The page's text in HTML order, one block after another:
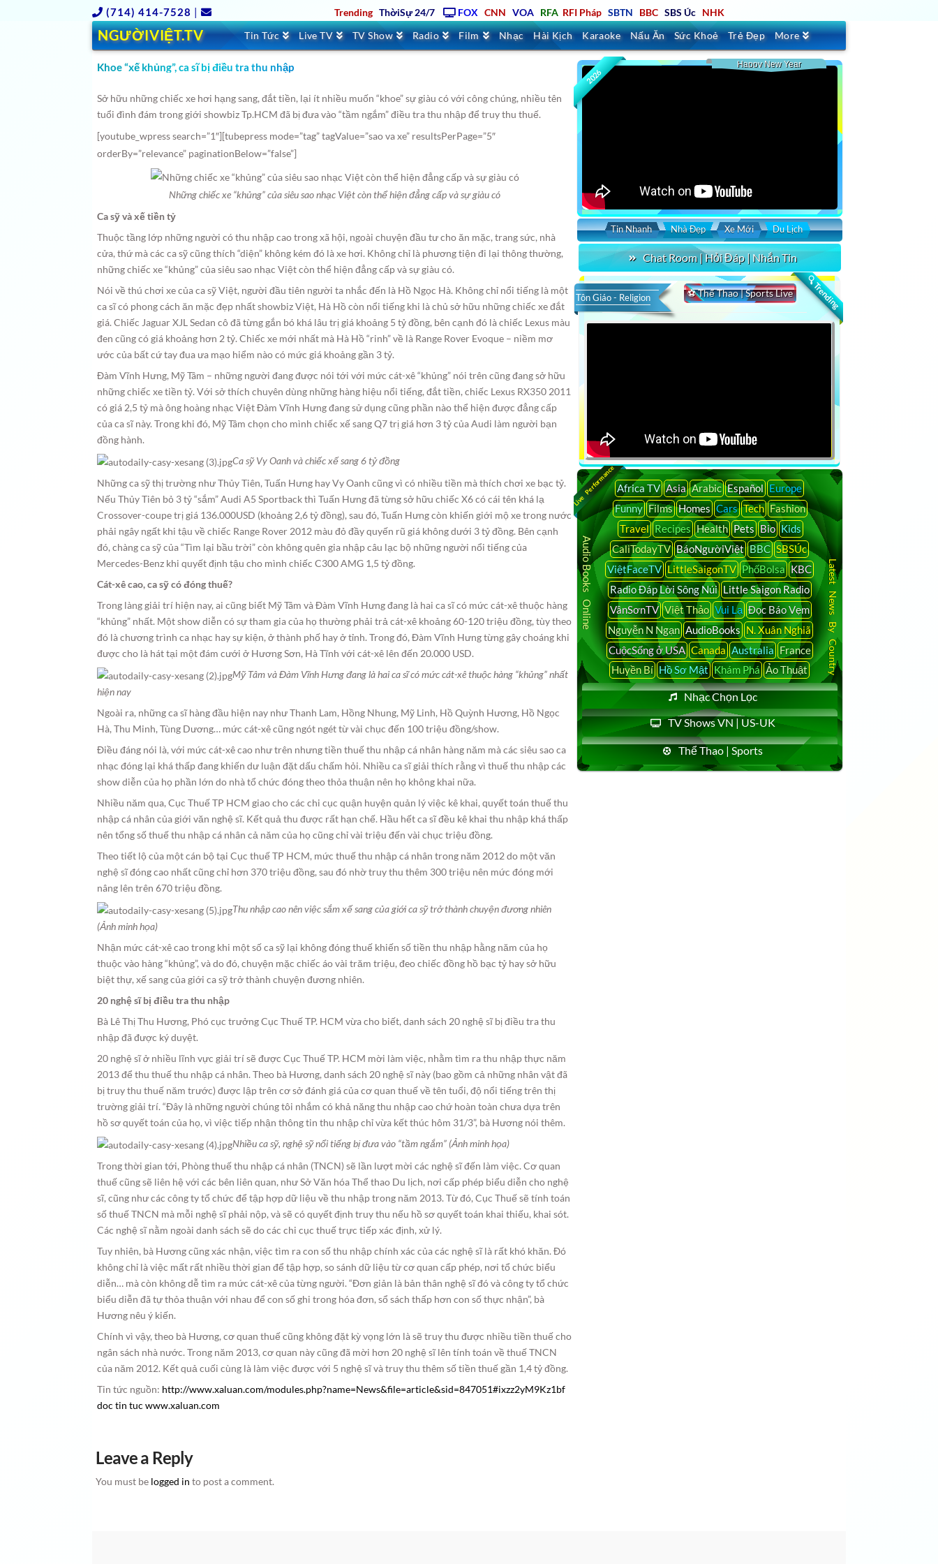
(714) 414-7528 | Trending ThờiSự 24/7 FOX CNN VOA RFA RFI Pháp SBTN BBC SBS Úc NHK
NGƯỜIVIỆT.TV Tin Tức Live TV TV Show Radio Film Nhạc Hài Kịch Karaoke Nấu Ăn Sức Khoẻ Trẻ Đẹp More
Khoe “xế khủng”, ca sĩ bị điều tra thu nhập
Sở hữu những chiếc xe hơi hạng sang, đắt tiền, lại ít nhiều muốn “khoe” sự giàu có với công chúng, nhiều tên
tuổi đình đám trong giới showbiz Tp.HCM đã bị đưa vào “tầm ngắm” điều tra thu nhập để truy thu thuế.
[youtube_wpress search=”1″][tubepress mode=”tag” tagValue=”sao va xe” resultsPerPage=”5″
orderBy=”relevance” paginationBelow=”false”]
Những chiếc xe “khủng” của siêu sao nhạc Việt còn thể hiện đẳng cấp và sự giàu có
Ca sỹ và xế tiền tỷ
Thuộc tầng lớp những người có thu nhập cao trong xã hội, ngoài chuyện đầu tư cho ăn mặc, trang sức, nhà
cửa, thứ mà các ca sỹ cũng thích “diện” không kém đó là xe hơi. Không chỉ là phương tiện đi lại thông thường,
những chiếc xe “khủng” của siêu sao nhạc Việt còn thể hiện đẳng cấp và sự giàu có.
Nói về thú chơi xe của ca sỹ Việt, người đầu tiên người ta nhắc đến là Hồ Ngọc Hà. Không chỉ nổi tiếng là một
ca sĩ có phong cách ăn mặc đẹp nhất showbiz Việt, Hà Hồ còn nổi tiếng khi là chủ sở hữu những chiếc xe đắt
giá. Chiếc Jaguar XJL Sedan cô đã từng gắn bó khá lâu trị giá khoảng 5 tỷ đồng, bên cạnh đó là chiếc Lexus màu
đen cũng có giá khoảng hơn 2 tỷ. Chiếc xe mới nhất mà Hà Hồ “rinh” về là Range Rover Evoque – niềm mơ
ước của bất cứ tay đua ưa mạo hiểm nào có mức giá khoảng gần 3 tỷ.
Đàm Vĩnh Hưng, Mỹ Tâm – những người đang được nói tới với mức cát-xê “khủng” nói trên cũng đang sở hữu
những chiếc xe tiền tỷ. Với sở thích chuyên dùng những hàng hiệu nổi tiếng, đắt tiền, chiếc Lexus RX350 2011
có giá 2,5 tỷ mà ông hoàng nhạc Việt Đàm Vĩnh Hưng đang sử dụng cũng phần nào thể hiện được đẳng cấp
của ca sĩ này. Trong khi đó, Mỹ Tâm chọn cho mình chiếc xế sang Q7 trị giá hơn 3 tỷ của Audi làm người bạn
đồng hành.
Ca sỹ Vy Oanh và chiếc xế sang 6 tỷ đồng
Những ca sỹ thị trường như Thủy Tiên, Tuấn Hưng hay Vy Oanh cũng vì có nhiều tiền mà thích chơi xe bạc tỷ.
Nếu Thủy Tiên bỏ 3 tỷ “sắm” Audi A5 Sportback thì Tuấn Hưng đã từng sở hữu chiếc X6 có cái tên khá lạ
Crossover-coupe trị giá 136.000USD (khoảng 2,6 tỷ đồng), sau đó, Tuấn Hưng còn khiến giới mộ xe trong nước
phải ngây ngất khi tậu về chiếc Range Rover 2012 màu đỏ đầy quyến rũ giá không dưới 3 tỷ đồng. Bên cạnh
đó, chàng ca sỹ của “Tìm lại bầu trời” còn không quên gia nhập câu lạc bộ những người nổi tiếng của
Mercedes-Benz khi quyết định tậu cho mình chiếc C300 AMG 1,5 tỷ đồng.
Cát-xê cao, ca sỹ có đóng thuế?
Trong làng giải trí hiện nay, ai cũng biết Mỹ Tâm và Đàm Vĩnh Hưng đang là hai ca sĩ có mức cát-xê thuộc hàng
“khủng” nhất. Một show diễn có sự tham gia của họ thường phải trả cát-xê khoảng 60-120 triệu đồng, tùy theo
đó là chương trình ca nhạc hay sự kiện, ở thành phố hay ở tỉnh. Trong đó, Đàm Vĩnh Hưng từng gây choáng khi
được cho là hát tại một đám cưới ở Hương Sơn, Hà Tĩnh với cát-xê lên đến 20.000 USD.
Mỹ Tâm và Đàm Vĩnh Hưng đang là hai ca sĩ có mức cát-xê thuộc hàng “khủng” nhất
hiện nay
Ngoài ra, những ca sĩ hàng đầu hiện nay như Thanh Lam, Hồng Nhung, Mỹ Linh, Hồ Quỳnh Hương, Hồ Ngọc
Hà, Thu Minh, Tùng Dương… mức cát-xê cũng ngót ngét từ vài chục đến 100 triệu đồng/show.
Điều đáng nói là, với mức cát-xê cao như trên nhưng tiền thuế thu nhập cá nhân hàng năm mà các siêu sao ca
nhạc đóng lại khá thấp đang khiến dư luận đặt dấu chấm hỏi. Nhiều ca sĩ giải thích rằng vì thuế thu nhập các
show diễn của họ phần lớn do nhà tổ chức đóng theo thỏa thuận nên họ không khai nữa.
Nhiều năm qua, Cục Thuế TP HCM giao cho các chi cục quận huyện quản lý việc kê khai, quyết toán thuế thu
nhập cá nhân của giới văn nghệ sĩ. Kết quả thu được rất hạn chế. Hầu hết ca sĩ đều kê khai thu nhập khá thấp
nên tổng số thuế thu nhập cá nhân cả năm của họ cũng chỉ vài triệu đến vài chục triệu đồng.
Theo tiết lộ của một cán bộ tại Cục thuế TP HCM, mức thuế thu nhập cá nhân trong năm 2012 do một văn
nghệ sĩ đóng cao nhất cũng chỉ hơn 370 triệu đồng, sau đó nhờ truy thu thêm 300 triệu nên mức đóng mới
nâng lên trên 670 triệu đồng.
Thu nhập cao nên việc sắm xế sang của giới ca sỹ trở thành chuyện đương nhiên
(Ảnh minh họa)
Nhận mức cát-xê cao trong khi một số ca sỹ lại không đóng thuế khiến số tiền thu nhập hằng năm của họ
thuộc vào hàng “khủng”, và do đó, chuyện mặc chiếc áo vài trăm triệu, đeo chiếc đồng hồ bạc tỷ hay sở hữu
biệt thự, xế sang của giới ca sỹ trở thành chuyện đương nhiên.
20 nghệ sĩ bị điều tra thu nhập
Bà Lê Thị Thu Hương, Phó cục trưởng Cục Thuế TP. HCM vừa cho biết, danh sách 20 nghệ sĩ bị điều tra thu
nhập đã được ký duyệt.
20 nghệ sĩ ở nhiều lĩnh vực giải trí sẽ được Cục Thuế TP. HCM mời làm việc, nhằm tìm ra thu nhập thực năm
2013 để thu thuế thu nhập cá nhân. Theo bà Hương, danh sách 20 nghệ sĩ này (bao gồm cả những nhân vật đã
bị truy thu thuế năm trước) được lập trên cơ sở đánh giá của cơ quan thuế về tên tuổi, độ nổi tiếng trên thị
trường giải trí. “Đây là những người chúng tôi nhắm có khả năng thu nhập cao chứ hoàn toàn chưa dựa trên
hồ sơ quyết toán của họ, vì việc tiếp nhận thông tin thu nhập chỉ vừa kết thúc hôm 31/3”, bà Hương nói thêm.
Nhiều ca sỹ, nghệ sỹ nổi tiếng bị đưa vào “tầm ngắm” (Ảnh minh họa)
Trong thời gian tới, Phòng thuế thu nhập cá nhân (TNCN) sẽ lần lượt mời các nghệ sĩ đến làm việc. Cơ quan
thuế cũng sẽ liên hệ với các bên liên quan, như Sở Văn hóa Thể thao Du lịch, nơi cấp phép biểu diễn cho nghệ
sĩ, cũng như các công ty tổ chức để tập hợp dữ liệu về thu nhập trong năm 2013. Từ đó, Cục Thuế sẽ tính toán
số thuế TNCN mà mỗi nghệ sĩ phải nộp, và sẽ có quyết định truy thu nếu hồ sơ quyết toán khai thiếu, khai sót.
Các nghệ sĩ nằm ngoài danh sách sẽ do các chi cục thuế trực tiếp xác định, xử lý.
Tuy nhiên, bà Hương cũng xác nhận, việc tìm ra con số thu nhập chính xác của các nghệ sĩ là rất khó khăn. Đó
không chỉ là việc mất rất nhiều thời gian để tập hợp, so sánh dữ liệu từ cơ quan cấp phép, nơi tổ chức biểu
diễn… mà còn không dễ tìm ra mức cát-xê của từng người. “Đơn giản là bản thân nghệ sĩ đó và công ty tổ chức
biểu diễn đã tự thỏa thuận với nhau để con số ghi trong hóa đơn, sổ sách thấp hơn con số thực nhận”, bà
Hương nêu ý kiến.
Chính vì vậy, theo bà Hương, cơ quan thuế cũng không đặt kỳ vọng lớn là sẽ truy thu được nhiều tiền thuế cho
ngân sách nhà nước. Trong năm 2013, cơ quan này cũng đã mời hơn 20 nghệ sĩ lên tính toán về thuế TNCN
của năm 2012. Kết quả cuối cùng là làm việc được với 5 nghệ sĩ và truy thu thêm số tiền thuế gần 1,4 tỷ đồng.
Tin tức nguồn: http://www.xaluan.com/modules.php?name=News&file=article&sid=847051#ixzz2yM9Kz1bf
doc tin tuc www.xaluan.com
Leave a Reply
You must be logged in to post a comment.
2026
Happy New Year
Tin Nhanh Nhà Đẹp Xe Mới Du Lịch
Chat Room | Hỏi Đáp | Nhắn Tin
🔍 Trending
⚽ Thể Thao | Sports Live
Tôn Giáo - Religion
Live PerformanceAfrica TV Asia Arabic Español Europe
Funny Films Homes Cars Tech Fashion
Travel Recipes Health Pets Bio Kids
CaliTodayTV BáoNgườiViệt BBC SBSÚc
ViệtFaceTV LittleSaigonTV PhốBolsa KBC
Radio Đáp Lời Sông Núi Little Saigon Radio
VânSơnTV Việt Thảo Vui Lạ Đọc Báo Vẹm
Nguyễn N Ngạn AudioBooks N. Xuân Nghiã
CuộcSống ở USA Canada Australia France
Huyền Bí Hồ Sơ Mật Khám Phá Ảo Thuật
Nhạc Chọn Lọc
TV Shows VN | US-UK
Thể Thao | Sports
Audio Books Online Latest News By Country